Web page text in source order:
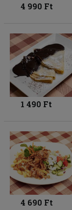
4 990 Ft
1 490 Ft
4 690 Ft